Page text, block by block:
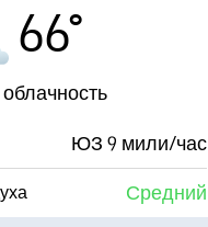
Index™
66°
ЮЗ 9 мили/час
Средний